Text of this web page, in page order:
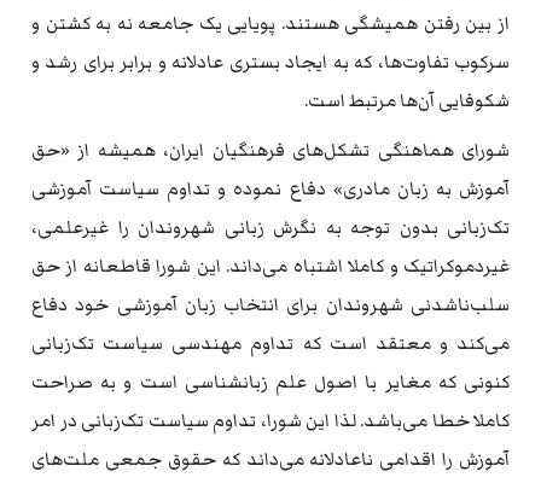
از بین رفتن همیشگی هستند. پویایی یک جامعه نه به کشتن و
سرکوب تفاوت‌ها، که به ایجاد بستری عادلانه و برابر برای رشد و
شکوفایی آن‌ها مرتبط است.
شورای هماهنگی تشکل‌های فرهنگیان ایران، همیشه از «حق
آموزش به زبان مادری» دفاع نموده و تداوم سیاست آموزشی
تک‌زبانی بدون توجه به نگرش زبانی شهروندان را غیرعلمی،
غیردموکراتیک و کاملا اشتباه می‌داند. این شورا قاطعانه از حق
سلب‌ناشدنی شهروندان برای انتخاب زبان آموزشی خود دفاع
می‌کند و معتقد است که تداوم مهندسی سیاست تک‌زبانی
کنونی که مغایر با اصول علم زبانشناسی است و به صراحت
کاملا خطا می‌باشد. لذا این شورا، تداوم سیاست تک‌زبانی در امر
آموزش را اقدامی ناعادلانه می‌داند که حقوق جمعی ملت‌های